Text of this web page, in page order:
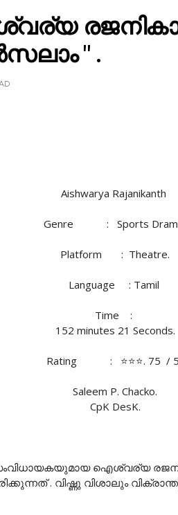
" .
Aishwarya Rajanikanth
Genre : Sports
Platform : Theatre.
Language : Tamil
Time :
152 minutes 21 Seconds.
Rating : ⭐⭐⭐. 75 /
Saleem P. Chacko.
CpK DesK.
സംവിധായകയുമായ ഐശ്വര്യ
. വിഷ്ണു വിശാലും